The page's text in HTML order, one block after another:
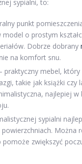
sypialni, to:
punkt
o prostym
Dobrze dobrany
na komfort snu.
praktyczny mebel,
takie jak książki czy
najlepiej
sypialni
powierzchniach. Można
pomoże zwiększyć